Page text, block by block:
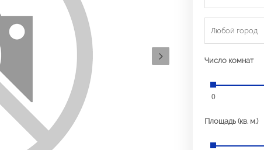
Любой город
Число комнат
0
Площадь (кв. м.)